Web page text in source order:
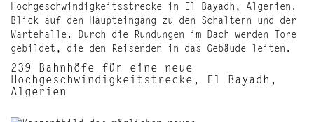
239 Bahnhöfe für eine neue
Hochgeschwindigkeitstrecke, El Bayadh,
Algerien